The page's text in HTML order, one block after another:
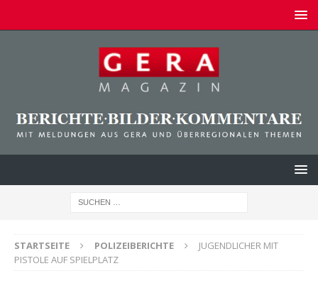
STARTSEITE POLIZEIBERICHTE
JUGENDLICHER MIT
PISTOLE AUF SPIELPLATZ